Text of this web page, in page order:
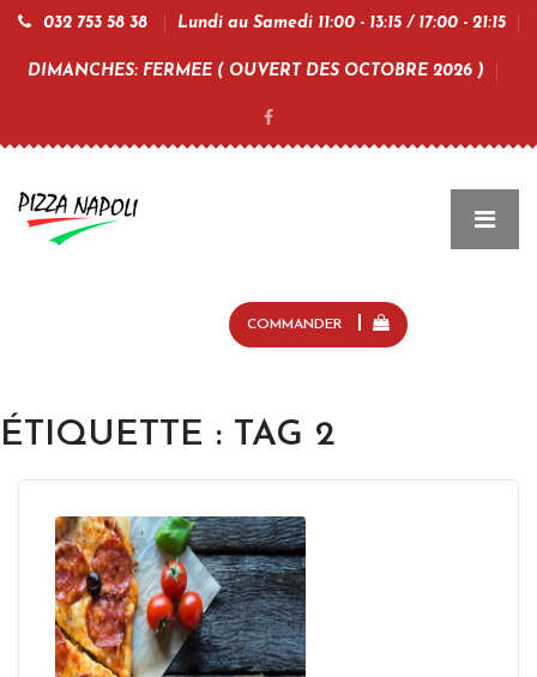
032 753 58 38 Lundi au Samedi 11:00 - 13:15 / 17:00 - 21:15
DIMANCHES: FERMEE ( OUVERT DES OCTOBRE 2026 )
COMMANDER
ÉTIQUETTE : TAG 2